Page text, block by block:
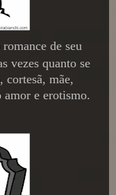
de seu
vezes quanto se
mãe,
e erotismo.